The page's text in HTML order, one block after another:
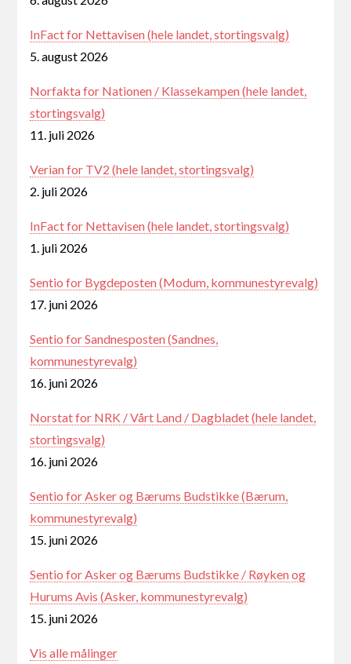
InFact for Nettavisen (hele landet, stortingsvalg)
5. august 2026
Norfakta for Nationen / Klassekampen (hele landet,
stortingsvalg)
11. juli 2026
Verian for TV2 (hele landet, stortingsvalg)
2. juli 2026
InFact for Nettavisen (hele landet, stortingsvalg)
1. juli 2026
Sentio for Bygdeposten (Modum, kommunestyrevalg)
17. juni 2026
Sentio for Sandnesposten (Sandnes,
kommunestyrevalg)
16. juni 2026
Norstat for NRK / Vårt Land / Dagbladet (hele landet,
stortingsvalg)
16. juni 2026
Sentio for Asker og Bærums Budstikke (Bærum,
kommunestyrevalg)
15. juni 2026
Sentio for Asker og Bærums Budstikke / Røyken og
Hurums Avis (Asker, kommunestyrevalg)
15. juni 2026
Vis alle målinger